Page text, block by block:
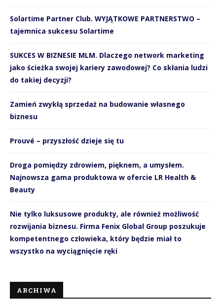
Solartime Partner Club. WYJĄTKOWE PARTNERSTWO –
tajemnica sukcesu Solartime
SUKCES W BIZNESIE MLM. Dlaczego network marketing
jako ścieżka swojej kariery zawodowej? Co skłania ludzi
do takiej decyzji?
Zamień zwykłą sprzedaż na budowanie własnego
biznesu
Prouvé – przyszłość dzieje się tu
Droga pomiędzy zdrowiem, pięknem, a umysłem.
Najnowsza gama produktowa w ofercie LR Health &
Beauty
Nie tylko luksusowe produkty, ale również możliwość
rozwijania biznesu. Firma Fenix Global Group poszukuje
kompetentnego człowieka, który będzie miał to
wszystko na wyciągnięcie ręki
ARCHIWA